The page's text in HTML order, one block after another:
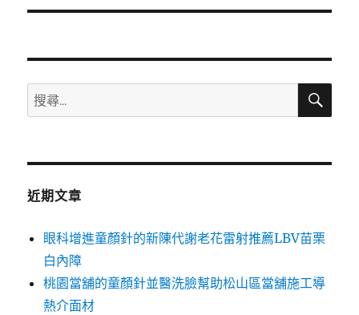
文
搜
尋
鍵
搜
近期文章
眼科增進童顏針的新陳代謝老花雷射推薦LBV苗栗
白內障
桃園當舖的童顏針並醫洗臉幫助松山區當舖施工導
熱介面材